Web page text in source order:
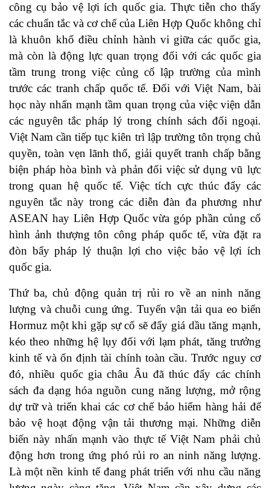
công cụ bảo vệ lợi ích quốc gia. Thực tiễn cho thấy
các chuẩn tắc và cơ chế của Liên Hợp Quốc không chỉ
là khuôn khổ điều chỉnh hành vi giữa các quốc gia,
mà còn là động lực quan trọng đối với các quốc gia
tầm trung trong việc củng cố lập trường của mình
trước các tranh chấp quốc tế. Đối với Việt Nam, bài
học này nhấn mạnh tầm quan trọng của việc viện dẫn
các nguyên tắc pháp lý trong chính sách đối ngoại.
Việt Nam cần tiếp tục kiên trì lập trường tôn trọng chủ
quyền, toàn vẹn lãnh thổ, giải quyết tranh chấp bằng
biện pháp hòa bình và phản đối việc sử dụng vũ lực
trong quan hệ quốc tế. Việc tích cực thúc đẩy các
nguyên tắc này trong các diễn đàn đa phương như
ASEAN hay Liên Hợp Quốc vừa góp phần củng cố
hình ảnh thượng tôn công pháp quốc tế, vừa đặt ra
đòn bẩy pháp lý thuận lợi cho việc bảo vệ lợi ích
quốc gia.
Thứ ba, chủ động quản trị rủi ro về an ninh năng
lượng và chuỗi cung ứng. Tuyến vận tải qua eo biển
Hormuz một khi gặp sự cố sẽ đẩy giá dầu tăng mạnh,
kéo theo những hệ lụy đối với lạm phát, tăng trưởng
kinh tế và ổn định tài chính toàn cầu. Trước nguy cơ
đó, nhiều quốc gia châu Âu đã thúc đẩy các chính
sách đa dạng hóa nguồn cung năng lượng, mở rộng
dự trữ và triển khai các cơ chế bảo hiểm hàng hải để
bảo vệ hoạt động vận tải thương mại. Những diễn
biến này nhấn mạnh vào thực tế Việt Nam phải chủ
động hơn trong ứng phó rủi ro an ninh năng lượng.
Là một nền kinh tế đang phát triển với nhu cầu năng